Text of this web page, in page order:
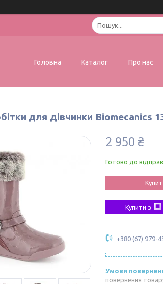
Головна Каталог Про нас
для дівчинки Biomecanics
2 950 ₴
Готово до
Купити з
+380 (67) 979-
повернення